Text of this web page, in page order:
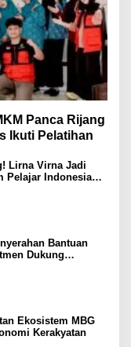
Panca Rijang
Ikuti Pelatihan
Lirna Virna Jadi
Pelajar Indonesia
Bantuan
Dukung
Ekosistem MBG
Kerakyatan